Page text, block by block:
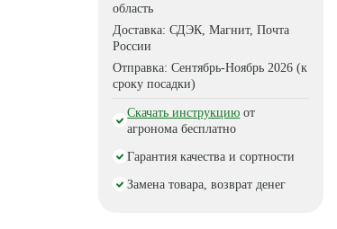
область
Доставка:СДЭК, Магнит, Почта
России
Отправка:Сентябрь-Ноябрь 2026 (к
сроку посадки)
Скачать инструкцию от
агронома бесплатно
Гарантия качества и сортности
Замена товара, возврат денег